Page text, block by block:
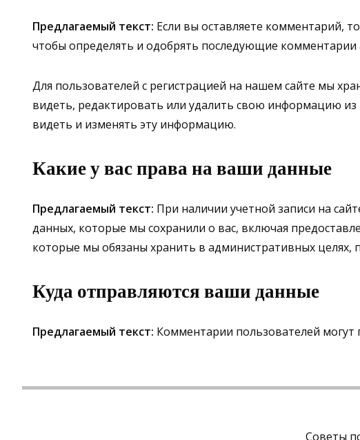
Предлагаемый текст: Если вы оставляете комментарий,
чтобы определять и одобрять последующие
Для пользователей с регистрацией на нашем сайте мы
видеть, редактировать или удалить свою информацию
видеть и изменять эту информацию.
Какие у вас права на ваши данные
Предлагаемый текст: При наличии учетной записи на
данных, которые мы сохранили о вас, включая
которые мы обязаны хранить в административных целях,
Куда отправляются ваши данные
Предлагаемый текст: Комментарии пользователей могут
Советы